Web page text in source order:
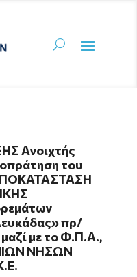
Ανοιχτής
του
πρ/
με το Φ.Π.Α.,
ΝΗΣΩΝ